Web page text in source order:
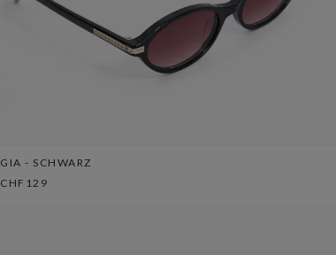
GIA - SCHWARZ
CHF129